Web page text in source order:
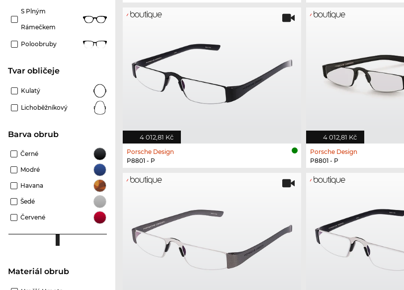
S Plným
Rámečkem
Poloobruby
tvar obličeje
Kulatý
Lichoběžníkový
Barva obrub
Černé
Modré
Havana
Šedé
Červené
Materiál obrub
4 012,81 Kč
Porsche Design
P8801 - P
4 012,81 Kč
Porsche Design
P8801 - P